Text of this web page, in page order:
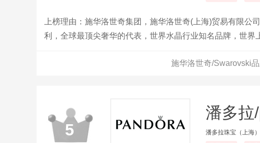
上榜理由：施华洛世奇集团，施华洛世奇(上海)贸易有限
利，全球最顶尖奢华的代表，世界水晶行业知名品牌，世
施华洛世奇/Swarovski
5
潘多拉
潘多拉珠宝（上海